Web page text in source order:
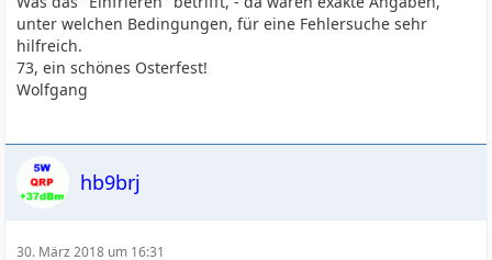
unter welchen Bedingungen, für eine Fehlersuche sehr
hilfreich.
73, ein schönes Osterfest!
Wolfgang
hb9brj
30. März 2018 um 16:31